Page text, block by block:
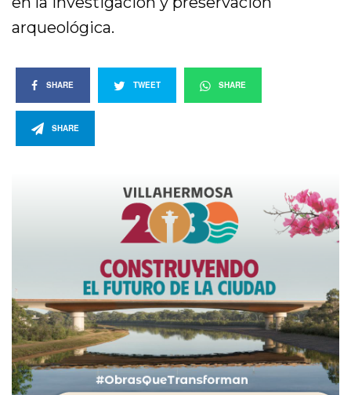
arqueológica.
SHARE TWEET SHARE
SHARE